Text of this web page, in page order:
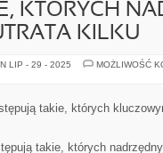
KTÓRYCH
KILKU
LIP - 29 - 2025
MOŻLIWOŚĆ
takie, których
takie, których